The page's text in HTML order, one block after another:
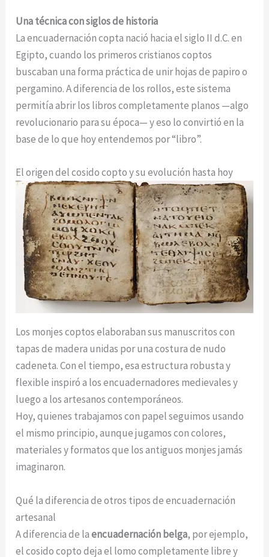
Una técnica con siglos de historia
La encuadernación copta nació hacia el siglo II d.C. en
Egipto, cuando los primeros cristianos coptos
buscaban una forma práctica de unir hojas de papiro o
pergamino. A diferencia de los rollos, este sistema
permitía abrir los libros completamente planos —algo
revolucionario para su época— y eso lo convirtió en la
base de lo que hoy entendemos por “libro”.
El origen del cosido copto y su evolución hasta hoy
Los monjes coptos elaboraban sus manuscritos con
tapas de madera unidas por una costura de nudo
cadeneta. Con el tiempo, esa estructura robusta y
flexible inspiró a los encuadernadores medievales y
luego a los artesanos contemporáneos.
Hoy, quienes trabajamos con papel seguimos usando
el mismo principio, aunque jugamos con colores,
materiales y formatos que los antiguos monjes jamás
imaginaron.
Qué la diferencia de otros tipos de encuadernación
artesanal
A diferencia de laencuadernaciónbelga, por ejemplo,
el cosido copto deja el lomo completamente libre y